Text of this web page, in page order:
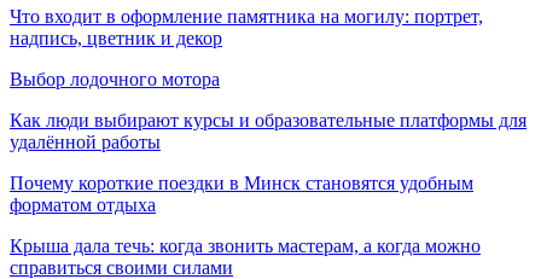
Что входит в оформление памятника на могилу: портрет,
надпись, цветник и декор
Выбор лодочного мотора
Как люди выбирают курсы и образовательные платформы для
удалённой работы
Почему короткие поездки в Минск становятся удобным
форматом отдыха
Крыша дала течь: когда звонить мастерам, а когда можно
справиться своими силами